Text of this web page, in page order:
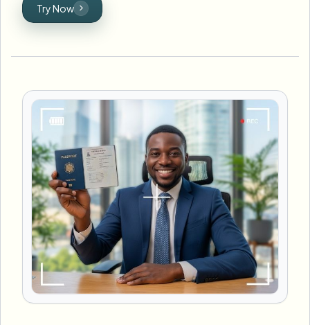
Try Now